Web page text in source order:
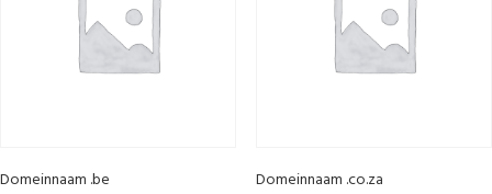
Domeinnaam .be Domeinnaam .co.za